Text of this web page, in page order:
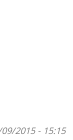
2015 - 15:15